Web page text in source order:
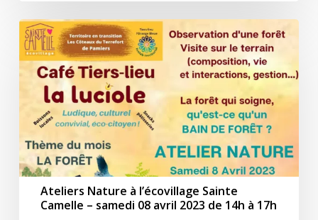
Ateliers
Nature
à
l’écovillage
Sainte
Camelle
–
samedi
08
2023
Ateliers Nature à l’écovillage Sainte
Camelle – samedi 08 avril 2023 de 14h à 17h